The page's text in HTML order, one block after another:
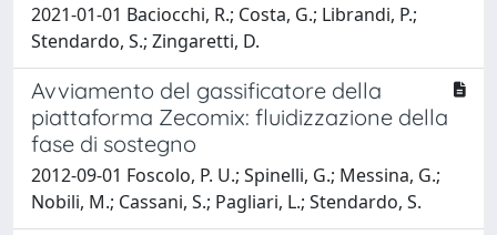
2021-01-01 Baciocchi, R.; Costa, G.; Librandi, P.;
Stendardo, S.; Zingaretti, D.
Avviamento del gassificatore della
piattaforma Zecomix: fluidizzazione della
fase di sostegno
2012-09-01 Foscolo, P. U.; Spinelli, G.; Messina, G.;
Nobili, M.; Cassani, S.; Pagliari, L.; Stendardo, S.